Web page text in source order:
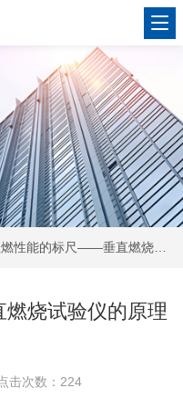
能的标尺——垂直燃烧试验仪的原理与应用
烧试验仪的原理
击次数：224